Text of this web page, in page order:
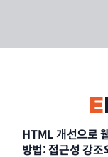
E
HTML 개선으로
방법: 접근성 강